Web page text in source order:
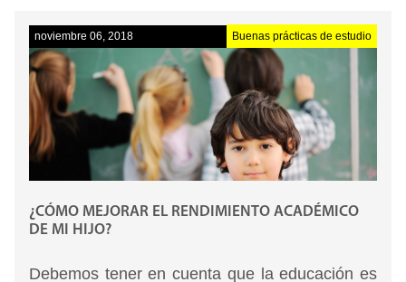
artículo: https://blog.ipler.com/tecnicas-habitos-
estudio.
En el ámbito académico adquirir hábitos que
impliquen un adecuado aprendizaje y
desempeño escolar es esencial, y los rasgos de
personalidad resultan ser un ingrediente
fundamental en ello; siempre deseamos que
noviembre 06, 2018 Buenas prácticas de estudio
¿CÓMO MEJORAR EL RENDIMIENTO ACADÉMICO
DE MI HIJO?
Debemos tener en cuenta que la educación es